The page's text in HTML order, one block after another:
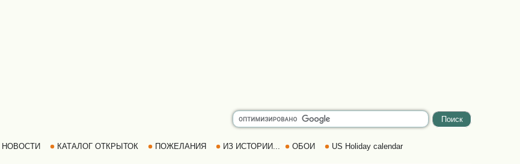
КАТАЛОГ ОТКРЫТОК ПОЖЕЛАНИЯ ИЗ ИСТОРИИ... ОБОИ US Holiday calendar